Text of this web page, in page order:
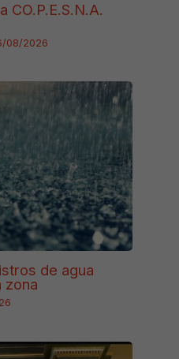
CO.P.E.S.N.A.
08/2026
de agua
zona